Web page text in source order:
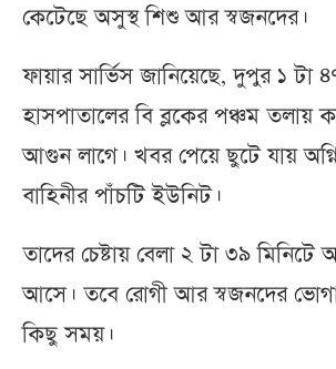
কেটেছে অসুস্থ শিশু আর স্বজনদের।
ফায়ার সার্ভিস জানিয়েছে, দুপুর ১ টা
হাসপাতালের বি ব্লকের পঞ্চম তলায়
আগুন লাগে। খবর পেয়ে ছুটে যায় অগ্নি
বাহিনীর পাঁচটি ইউনিট।
তাদের চেষ্টায় বেলা ২ টা ৩৯ মিনিটে
আসে। তবে রোগী আর স্বজনদের
কিছু সময়।